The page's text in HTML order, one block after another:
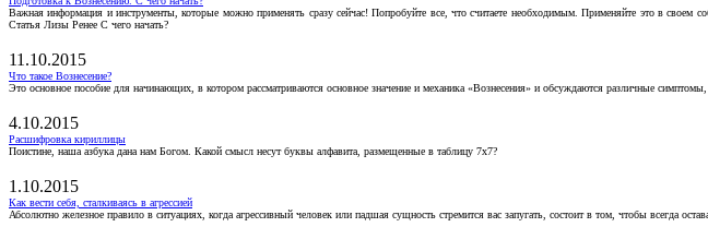
Важная информация и инструменты, которые можно применять сразу сейчас! Попробуйте все, что считаете необходимым. Применяйте это в своем
Статья Лизы Ренее С чего начать?
11.10.2015
Что такое Вознесение?
Это основное пособие для начинающих, в котором рассматриваются основное значение и механика «Вознесения» и обсуждаются различные
4.10.2015
Расшифровка кириллицы
Поистине, наша азбука дана нам Богом. Какой смысл несут буквы алфавита, размещенные в таблицу 7х7?
1.10.2015
Как вести себя, сталкиваясь в агрессией
Абсолютно железное правило в ситуациях, когда агрессивный человек или падшая сущность стремится вас запугать, состоит в том, чтобы всегда